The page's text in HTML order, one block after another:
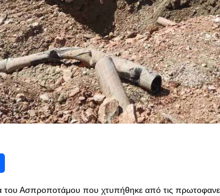
Ασπροποτάμου που χτυπήθηκε από τις